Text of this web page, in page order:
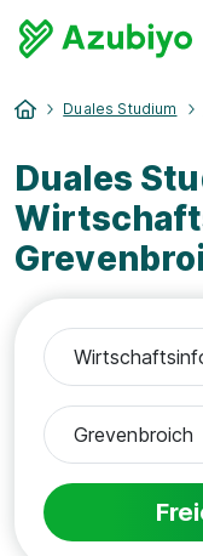
Duales Studium
Duales